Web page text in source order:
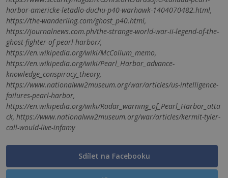
harbor-americke-letadlo-duchu-p40-warhawk-1404070482.html,
https://the-wanderling.com/ghost_p40.html,
https://journalnews.com.ph/the-strange-world-war-ii-legend-of-the-
ghost-fighter-of-pearl-harbor/,
https://en.wikipedia.org/wiki/McCollum_memo,
https://en.wikipedia.org/wiki/Pearl_Harbor_advance-
knowledge_conspiracy_theory,
https://www.nationalww2museum.org/war/articles/us-intelligence-
failures-pearl-harbor,
https://en.wikipedia.org/wiki/Radar_warning_of_Pearl_Harbor_atta
ck, https://www.nationalww2museum.org/war/articles/kermit-tyler-
call-would-live-infamy
Sdílet na Facebooku